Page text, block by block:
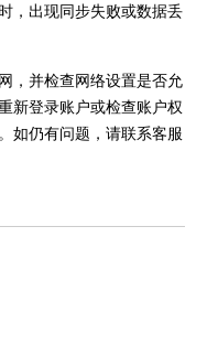
，出现同步失败或数据丢
，并检查网络设置是否允
新登录账户或检查账户权
如仍有问题，请联系客服